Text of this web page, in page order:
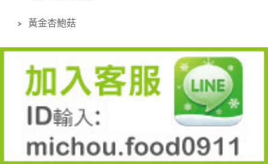
黃金杏鮑菇